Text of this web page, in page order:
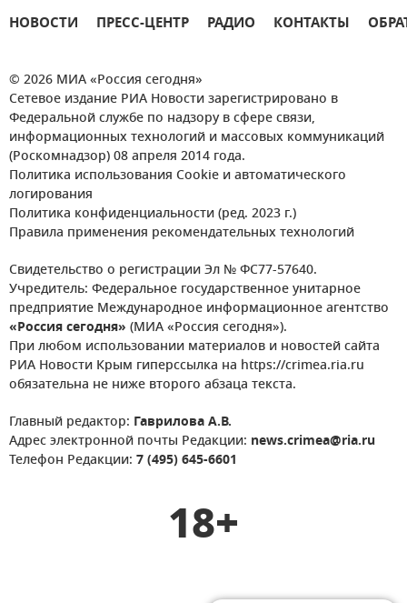
НОВОСТИ ПРЕСС-ЦЕНТР РАДИО КОНТАКТЫ
© 2026 МИА «Россия сегодня»
Сетевое издание РИА Новости зарегистрировано в
Федеральной службе по надзору в сфере связи,
информационных технологий и массовых коммуникаций
(Роскомнадзор) 08 апреля 2014 года.
Политика использования Cookie и автоматического
логирования
Политика конфиденциальности (ред. 2023 г.)
Правила применения рекомендательных технологий
Свидетельство о регистрации Эл № ФС77-57640.
Учредитель: Федеральное государственное унитарное
предприятие Международное информационное агентство
«Россия сегодня» (МИА «Россия сегодня»).
При любом использовании материалов и новостей сайта
РИА Новости Крым гиперссылка на https://crimea.ria.ru
обязательна не ниже второго абзаца текста.
Главный редактор: Гаврилова А.В.
Адрес электронной почты Редакции: news.crimea@ria.ru
Телефон Редакции: 7 (495) 645-6601
18+